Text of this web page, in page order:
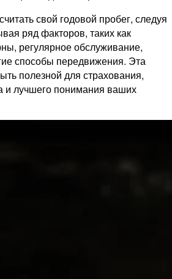
свой годовой пробег, следуя
ряд факторов, таких как
регулярное обслуживание,
способы передвижения. Эта
полезной для страхования,
и лучшего понимания ваших